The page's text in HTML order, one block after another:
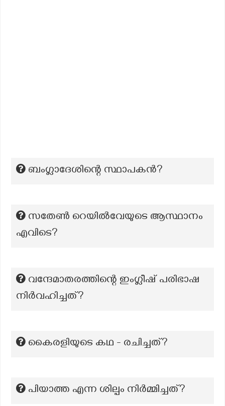
ബംഗ്ലാദേശിന്റെ സ്ഥാപകൻ?
സതേൺ റെയിൽവേയുടെ ആസ്ഥാനം
എവിടെ?
വന്ദേമാതരത്തിന്റെ ഇംഗ്ലീഷ് പരിഭാഷ
നിർവഹിച്ചത്?
കൈരളിയുടെ കഥ - രചിച്ചത്?
പിയാത്ത എന്ന ശില്പം നിർമ്മിച്ചത്?